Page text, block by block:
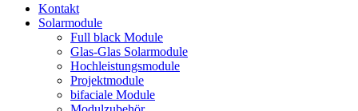
Kontakt
Solarmodule
Full black Module
Glas-Glas Solarmodule
Hochleistungsmodule
Projektmodule
bifaciale Module